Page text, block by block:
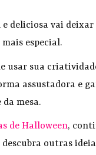
deliciosa vai deixar
especial.
usar sua
assustadora e
da mesa.
de Halloween,
descubra outras